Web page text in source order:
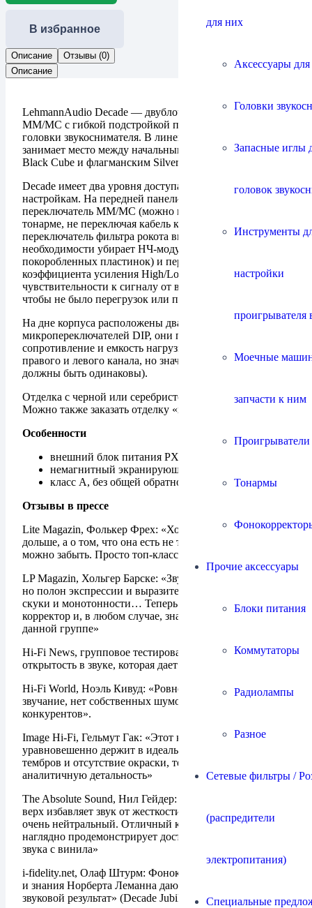
для них
Аксессуары
Головки
Запасные иглы
головок
Инструменты
настройки
проигрывателя
Моечные
запчасти к ним
Тонармы
Прочие аксессуары
Блоки питания
Коммутаторы
Радиолампы
Разное
Сетевые фильтры /
(распредители
электропитания)
Специальные
В избранное
Описание
Отзывы (0)
Описание
LehmannAudio Decade — двублочный фонокорректор
ММ/МС с гибкой подстройкой под параметры вашей
головки звукоснимателя. В линейке фирмы он
занимает место между начальными моделями серии
Black Cube и флагманским Silver Cube.
Decade имеет два уровня доступа к пользовательским
настройкам. На передней панели расположен
переключатель ММ/МС (можно менять головки в
тонарме, не переключая кабель к фонокорректору),
переключатель фильтра рокота вкл.выкл. (при
необходимости убирает НЧ-модуляцию от
покоробленных пластинок) и переключатель
коэффициента усиления High/Low (подбор входной
чувствительности к сигналу от вашего звукоснимателя,
чтобы не было перегрузок или повышенного шума).
На дне корпуса расположены два блока
микропереключателей DIP, они позволяют подобрать
сопротивление и емкость нагрузки (отдельно для
правого и левого канала, но значения в каналах
должны быть одинаковы).
Отделка с черной или серебристой передней панелью.
Можно также заказать отделку «хром».
Особенности
внешний блок питания PXW II
немагнитный экранирующий корпус
класс А, без общей обратной связи
Отзывы в прессе
Lite Magazin, Фолькер Фрех: «Хочется слушать музыку
дольше, а о том, что она есть не только на виниле
можно забыть. Просто топ-класс».
LP Magazin, Хольгер Барске: «Звук тембрально ровный,
но полон экспрессии и выразительности — никакой
скуки и монотонности… Теперь это мой любимый
корректор и, в любом случае, значимое изделие в
данной группе»
Hi-Fi News, групповое тестирование: «Приятная
открытость в звуке, которая дает музыке дышать»
Hi-Fi World, Ноэль Кивуд: «Ровное и проникновенное
звучание, нет собственных шумов как у многих
конкурентов».
Image Hi-Fi, Гельмут Гак: «Этот корректор спокойно и
уравновешенно держит в идеальном балансе богатство
тембров и отсутствие окраски, темперамент и
аналитичную детальность»
The Absolute Sound, Нил Гейдер: «Чистый и быстрый
верх избавляет звук от жесткости, тональный баланс
очень нейтральный. Отличный корректор, который
наглядно продемонстрирует достоинства аналогового
звука с винила»
i-fidelity.net, Олаф Штурм: Фонокорректор мечты. Опыт
и знания Норберта Леманна дают выдающийся
звуковой результат» (Decade Jubilee)